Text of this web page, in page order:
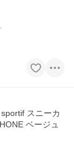
スニーカ
ベージュ